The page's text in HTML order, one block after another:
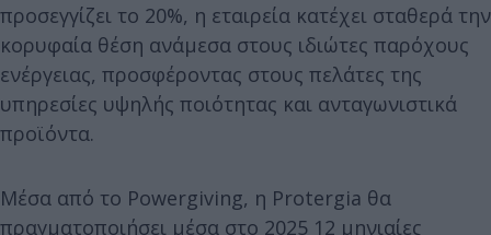
προσεγγίζει το 20%, η εταιρεία κατέχει σταθερά την
κορυφαία θέση ανάμεσα στους ιδιώτες παρόχους
ενέργειας, προσφέροντας στους πελάτες της
υπηρεσίες υψηλής ποιότητας και ανταγωνιστικά
προϊόντα.
Μέσα από το Powergiving, η Protergia θα
πραγματοποιήσει μέσα στο 2025 12 μηνιαίες